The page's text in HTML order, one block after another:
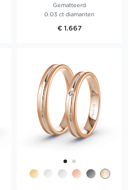
Gematteerd
0.03 ct diamanten
€ 1.667